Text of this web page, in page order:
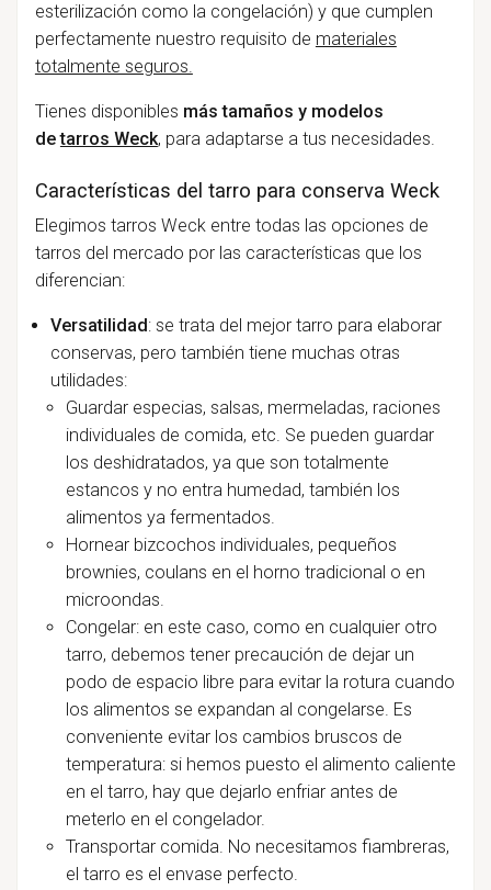
esterilización como la congelación) y que cumplen
perfectamente nuestro requisito de materiales
totalmente seguros.
Tienes disponibles más tamaños y modelos
de tarros Weck, para adaptarse a tus necesidades.
Características del tarro para conserva Weck
Elegimos tarros Weck entre todas las opciones de
tarros del mercado por las características que los
diferencian:
Versatilidad: se trata del mejor tarro para elaborar
conservas, pero también tiene muchas otras
utilidades:
Guardar especias, salsas, mermeladas, raciones
individuales de comida, etc. Se pueden guardar
los deshidratados, ya que son totalmente
estancos y no entra humedad, también los
alimentos ya fermentados.
Hornear bizcochos individuales, pequeños
brownies, coulans en el horno tradicional o en
microondas.
Congelar: en este caso, como en cualquier otro
tarro, debemos tener precaución de dejar un
podo de espacio libre para evitar la rotura cuando
los alimentos se expandan al congelarse. Es
conveniente evitar los cambios bruscos de
temperatura: si hemos puesto el alimento caliente
en el tarro, hay que dejarlo enfriar antes de
meterlo en el congelador.
Transportar comida. No necesitamos fiambreras,
el tarro es el envase perfecto.